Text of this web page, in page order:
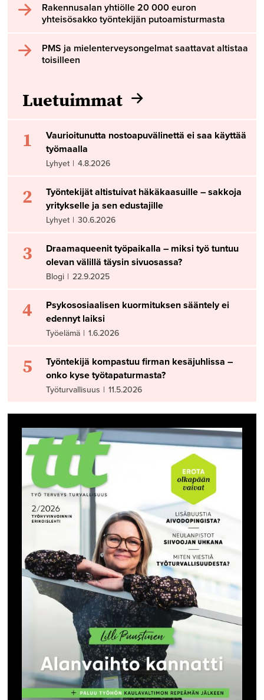
Rakennusalan yhtiölle 20 000 euron
yhteisösakko työntekijän putoamisturmasta
PMS ja mielenterveysongelmat saattavat altistaa
toisilleen
Luetuimmat
1
Vaurioitunutta nostoapuvälinettä ei saa käyttää
työmaalla
Lyhyet | 4.8.2026
2
Työntekijät altistuivat häkäkaasuille – sakkoja
yritykselle ja sen edustajille
Lyhyet | 30.6.2026
3
Draamaqueenit työpaikalla – miksi työ tuntuu
olevan välillä täysin sivuosassa?
Blogi | 22.9.2025
4
Psykososiaalisen kuormituksen sääntely ei
edennyt laiksi
Työelämä | 1.6.2026
5
Työntekijä kompastuu firman kesäjuhlissa –
onko kyse työtapaturmasta?
Työturvallisuus | 11.5.2026